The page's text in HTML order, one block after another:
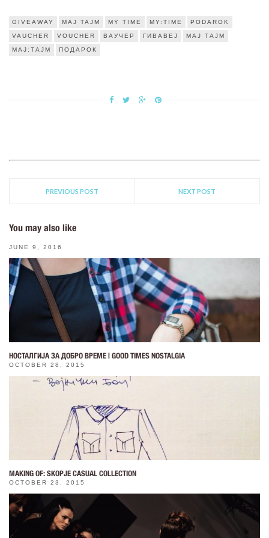
GIVEAWAY MAJ TAJM MY TIME MY:TIME PODAROK
VAUCHER VOUCHER ВАУЧЕР ГИВАВЕЈ МАЈ ТАЈМ
МАЈ:ТАЈМ ПОДАРОК
PREVIOUS POST NEXT POST
You may also like
JUNE 9, 2016
НОСТАЛГИЈА ЗА ДОБРО ВРЕМЕ | GOOD TIMES NOSTALGIA
OCTOBER 28, 2015
MAKING OF: SKOPJE CASUAL COLLECTION
OCTOBER 23, 2015